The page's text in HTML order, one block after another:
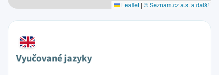
Leaflet | © Seznam.cz a.s. a další
Vyučované jazyky